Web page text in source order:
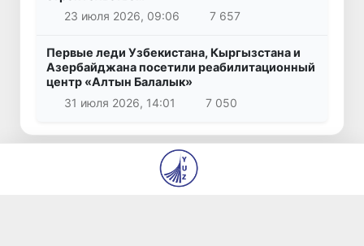
23 июля 2026, 09:06
7 657
Первые леди Узбекистана, Кыргызстана и
Азербайджана посетили реабилитационный
центр «Алтын Балалык»
31 июля 2026, 14:01
7 050